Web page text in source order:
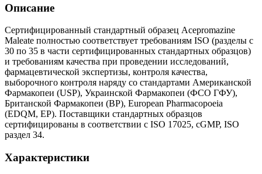
Описание
Сертифицированный стандартный образец Acepromazine
Maleate полностью соответствует требованиям ISO (разделы с
30 по 35 в части сертифицированных стандартных образцов)
и требованиям качества при проведении исследований,
фармацевтической экспертизы, контроля качества,
выборочного контроля наряду со стандартами Американской
Фармакопеи (USP), Украинской Фармакопеи (ФСО ГФУ),
Британской Фармакопеи (BP), European Pharmacopoeia
(EDQM, EP). Поставщики стандартных образцов
сертифицированы в соответствии с ISO 17025, cGMP, ISO
раздел 34.
Характеристики